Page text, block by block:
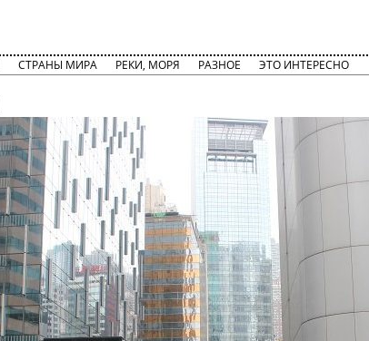
СТРАНЫ МИРА РЕКИ, МОРЯ РАЗНОЕ ЭТО ИНТЕРЕСНО